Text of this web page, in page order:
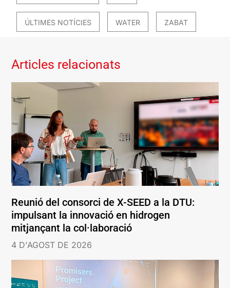
ÚLTIMES NOTÍCIES WATER ZABAT
Articles relacionats
Reunió del consorci de X-SEED a la DTU:
impulsant la innovació en hidrogen
mitjançant la col·laboració
4 D'AGOST DE 2026